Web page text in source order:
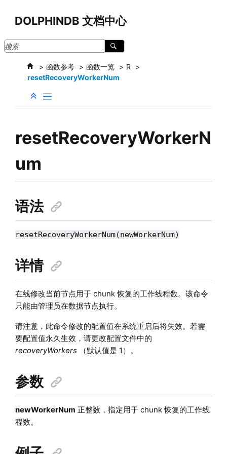
DOLPHINDB 文档中心
函数参考 函数一览
R
resetRecoveryWorkerNum
resetRecoveryWorkerN
um
语法
resetRecoveryWorkerNum(newWorkerNum)
详情
在线修改当前节点用于 chunk 恢复的工作线程数。该命令
只能由管理员在数据节点执行。
请注意，此命令修改的配置值在系统重启后将失效。若需
要配置值永久生效，请更改配置文件中的
recoveryWorkers（默认值是 1）。
参数
newWorkerNum 正整数，指定用于 chunk 恢复的工作线
程数。